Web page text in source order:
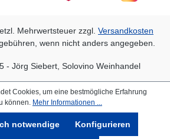
Mehrwertsteuer zzgl. Versandkosten
wenn nicht anders angegeben.
- Jörg Siebert, Solovino Weinhandel
Cookies, um eine bestmögliche Erfahrung
können. Mehr Informationen ...
notwendige Konfigurieren